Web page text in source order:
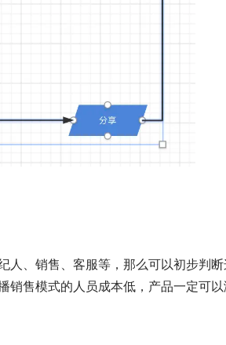
人、销售、客服等，那么可以初步判断
销售模式的人员成本低，产品一定可以